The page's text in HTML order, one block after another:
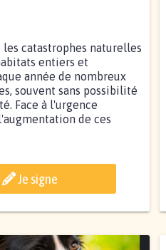
les catastrophes naturelles
entiers et
année de nombreux
souvent sans possibilité
Face à l'urgence
de ces
Je signe